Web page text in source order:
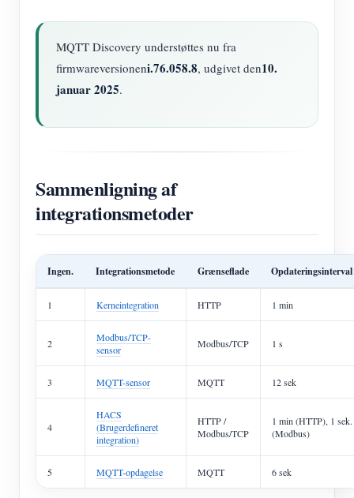
MQTT Discovery understøttes nu fra
firmwareversioneni.76.058.8, udgivet den10.
januar 2025.
Sammenligning af
integrationsmetoder
Ingen. Integrationsmetode Grænseflade Opdateringsinterval
1 Kerneintegration HTTP 1 min
2
Modbus/TCP-
sensor
Modbus/TCP 1 s
3 MQTT-sensor MQTT 12 sek
4
HACS
(Brugerdefineret
integration)
HTTP /
Modbus/TCP
1 min (HTTP), 1 sek.
(Modbus)
5 MQTT-opdagelse MQTT 6 sek